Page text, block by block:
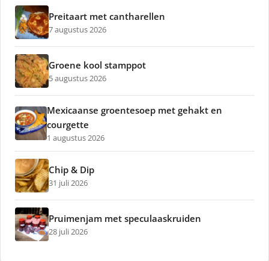
Preitaart met cantharellen
7 augustus 2026
Groene kool stamppot
5 augustus 2026
Mexicaanse groentesoep met gehakt en
courgette
1 augustus 2026
Chip & Dip
31 juli 2026
Pruimenjam met speculaaskruiden
28 juli 2026